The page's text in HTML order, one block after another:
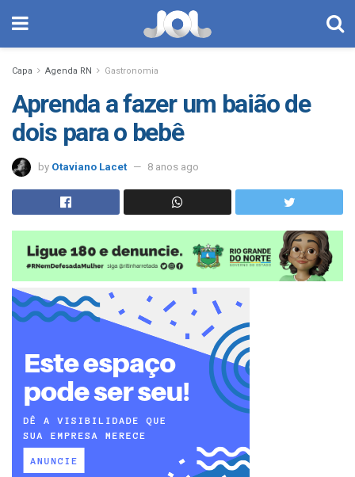
Capa Agenda RN Gastronomia
Aprenda a fazer um baião de
dois para o bebê
by Otaviano Lacet 8 anos ago